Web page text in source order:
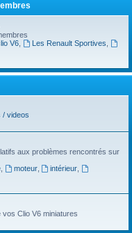
V6, Les Renault Sportives,
/ videos
aux problèmes rencontrés sur
, moteur, intérieur,
Clio V6 miniatures